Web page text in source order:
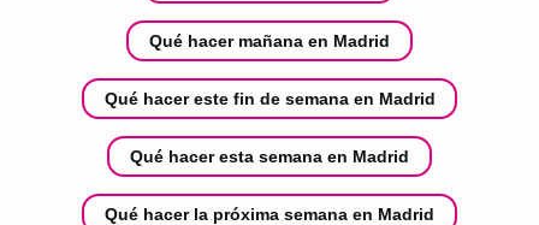
Qué hacer mañana en Madrid
Qué hacer este fin de semana en Madrid
Qué hacer esta semana en Madrid
Qué hacer la próxima semana en Madrid